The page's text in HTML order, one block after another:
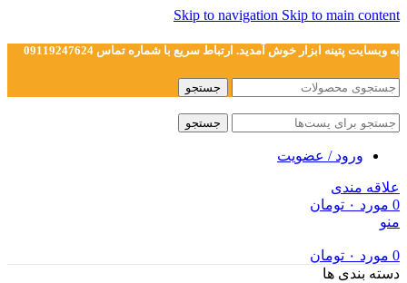
Skip to navigation Skip to main content
به وبسایت پتینه ابزار خوش آمدید. ارتباط سریع با شماره تماس 09119247624
جستجو
جستجو
ورود / عضویت
علاقه مندی
0 مورد ۰ تومان
منو
0 مورد ۰ تومان
دسته بندی ها